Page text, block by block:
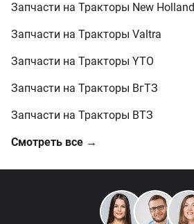
Запчасти на Тракторы New Holland
Запчасти на Тракторы Valtra
Запчасти на Тракторы YTO
Запчасти на Тракторы ВгТЗ
Запчасти на Тракторы ВТЗ
Смотреть все →